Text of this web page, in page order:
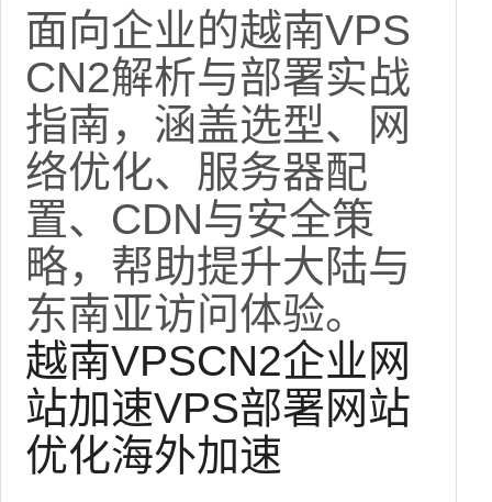
署实战指南
面向企业的越南VPS
CN2解析与部署实战
指南，涵盖选型、网
络优化、服务器配
置、CDN与安全策
略，帮助提升大陆与
东南亚访问体验。
越南VPSCN2企业网
站加速VPS部署网站
优化海外加速